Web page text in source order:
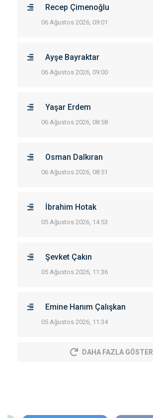
Recep Çimenoğlu
06 Ağustos 2026, 09:01
Ayşe Bayraktar
06 Ağustos 2026, 09:00
Yaşar Erdem
06 Ağustos 2026, 08:58
Osman Dalkıran
06 Ağustos 2026, 08:51
İbrahim Hotak
05 Ağustos 2026, 14:53
Şevket Çakın
05 Ağustos 2026, 11:36
Emine Hanım Çalışkan
05 Ağustos 2026, 11:34
DAHA FAZLA GÖSTER